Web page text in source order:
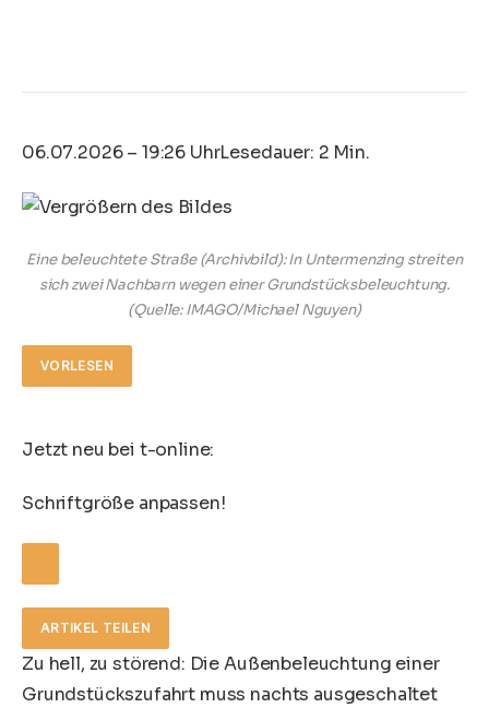
06.07.2026 – 19:26 UhrLesedauer: 2 Min.
Eine beleuchtete Straße (Archivbild): In Untermenzing streiten
sich zwei Nachbarn wegen einer Grundstücksbeleuchtung.
(Quelle: IMAGO/Michael Nguyen)
VORLESEN
Jetzt neu bei t-online:
Schriftgröße anpassen!
ARTIKEL TEILEN
Zu hell, zu störend: Die Außenbeleuchtung einer
Grundstückszufahrt muss nachts ausgeschaltet